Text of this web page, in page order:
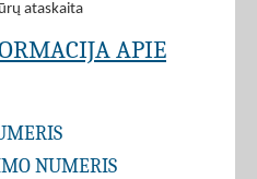
ataskaita
APIE
NUMERIS